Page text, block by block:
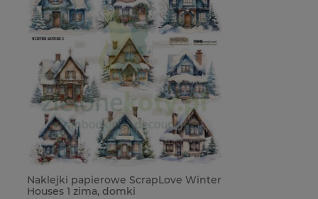
Naklejki papierowe ScrapLove Winter
Houses 1 zima, domki